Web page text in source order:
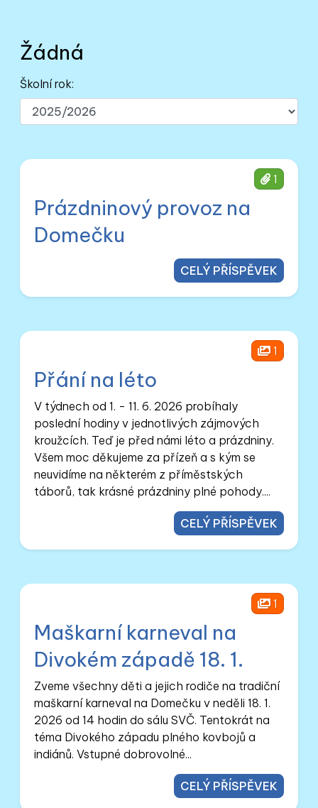
Žádná
Školní rok:
1
Prázdninový provoz na
Domečku
CELÝ PŘÍSPĚVEK
1
Přání na léto
V týdnech od 1. - 11. 6. 2026 probíhaly
poslední hodiny v jednotlivých zájmových
kroužcích. Teď je před námi léto a prázdniny.
Všem moc děkujeme za přízeň a s kým se
neuvidíme na některém z příměstských
táborů, tak krásné prázdniny plné pohody....
CELÝ PŘÍSPĚVEK
1
Maškarní karneval na
Divokém západě 18. 1.
Zveme všechny děti a jejich rodiče na tradiční
maškarní karneval na Domečku v neděli 18. 1.
2026 od 14 hodin do sálu SVČ. Tentokrát na
téma Divokého západu plného kovbojů a
indiánů. Vstupné dobrovolné...
CELÝ PŘÍSPĚVEK